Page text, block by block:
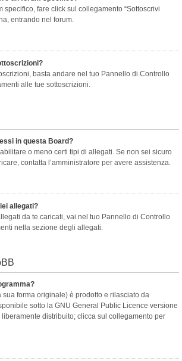
specifico, fare click sul collegamento “Sottoscrivi
entrando nel forum.
basta andare nel tuo Pannello di Controllo
alle tue sottoscrizioni.
in questa Board?
o meno certi tipi di allegati. Se non sei sicuro
contatta l’amministratore per avere assistenza.
allegati?
da te caricati, vai nel tuo Pannello di Controllo
nella sezione degli allegati.
forma originale) è prodotto e rilasciato da
sotto la GNU General Public Licence versione
distribuito; clicca sul collegamento per